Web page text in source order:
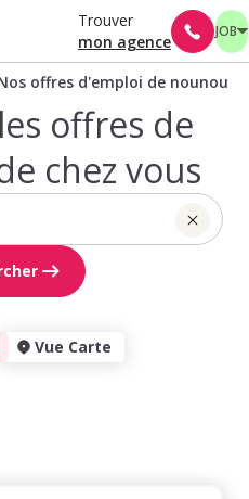
Trouver
mon agence
JOB
offres d'emploi de nounou
offres de
chez vous
Vue Carte